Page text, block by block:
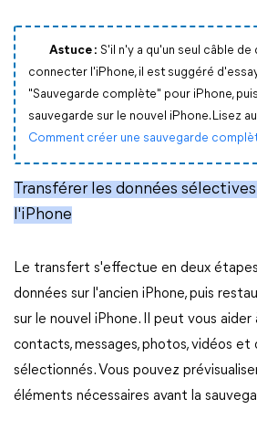
Astuce : S'il n'y a qu'un seul câble
connecter l'iPhone, il est suggéré
"Sauvegarde complète" pour iPhone,
sauvegarde sur le nouvel iPhone. Lisez
Comment créer une sauvegarde
Transférer les données
l'iPhone
Le transfert s'effectue en deux
données sur l'ancien iPhone, puis
sur le nouvel iPhone. Il peut vous
contacts, messages, photos, vidéos et
sélectionnés. Vous pouvez
éléments nécessaires avant la